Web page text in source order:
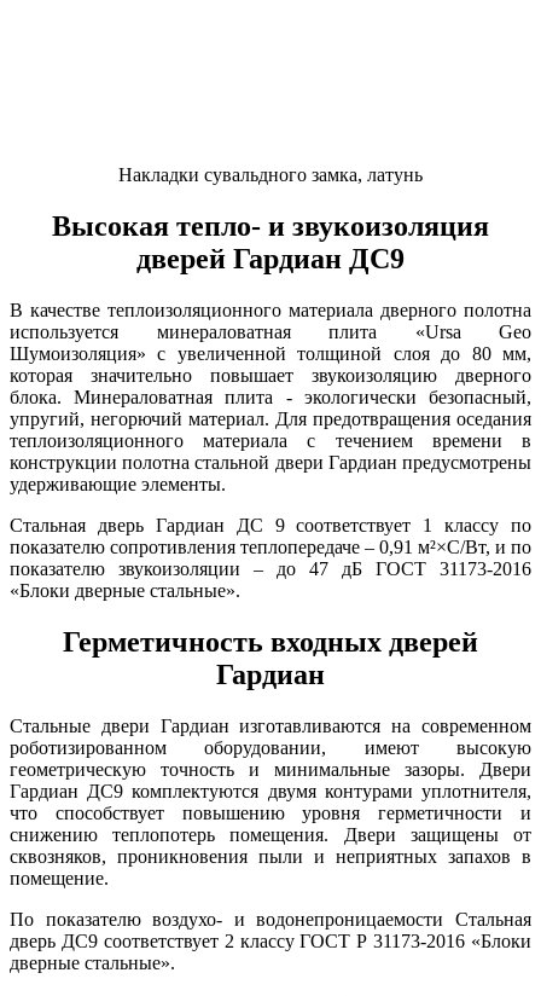
Накладки сувальдного замка, латунь
Высокая тепло- и звукоизоляция
дверей Гардиан ДС9
В качестве теплоизоляционного материала дверного полотна
используется минераловатная плита «Ursa Geo
Шумоизоляция» с увеличенной толщиной слоя до 80 мм,
которая значительно повышает звукоизоляцию дверного
блока. Минераловатная плита - экологически безопасный,
упругий, негорючий материал. Для предотвращения оседания
теплоизоляционного материала с течением времени в
конструкции полотна стальной двери Гардиан предусмотрены
удерживающие элементы.
Стальная дверь Гардиан ДС 9 соответствует 1 классу по
показателю сопротивления теплопередаче – 0,91 м²×С/Вт, и по
показателю звукоизоляции – до 47 дБ ГОСТ 31173-2016
«Блоки дверные стальные».
Герметичность входных дверей
Гардиан
Стальные двери Гардиан изготавливаются на современном
роботизированном оборудовании, имеют высокую
геометрическую точность и минимальные зазоры. Двери
Гардиан ДС9 комплектуются двумя контурами уплотнителя,
что способствует повышению уровня герметичности и
снижению теплопотерь помещения. Двери защищены от
сквозняков, проникновения пыли и неприятных запахов в
помещение.
По показателю воздухо- и водонепроницаемости Стальная
дверь ДС9 соответствует 2 классу ГОСТ Р 31173-2016 «Блоки
дверные стальные».